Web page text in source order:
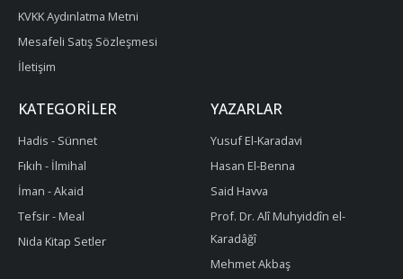
KVKK Aydınlatma Metni
Mesafeli Satış Sözleşmesi
İletişim
KATEGORILER
Hadis - Sünnet
Fıkıh - İlmihal
İman - Akaid
Tefsir - Meal
Nida Kitap Setler
YAZARLAR
Yusuf El-Karadavi
Hasan El-Benna
Said Havva
Prof. Dr. Alî Muhyiddîn el-
Karadâğî
Mehmet Akbaş